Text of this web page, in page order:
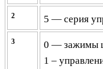
2 5 — серия
3
0 — зажимы
1 –